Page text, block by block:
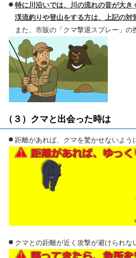
特に川沿いでは、川の流れの音が大き
渓流釣りや登山をする方は、上記の対
また、市販の「クマ撃退スプレー」の
（３）クマと出会った時は
距離があれば、クマを驚かせないよう
クマとの距離が近く攻撃が避けられな